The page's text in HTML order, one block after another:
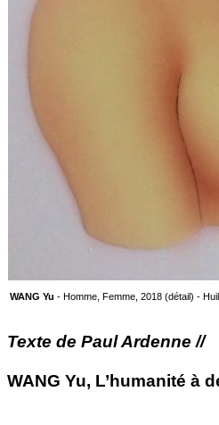
Texte de Paul Ardenne //
WANG Yu, L’humanité à
WANG Yu - Homme, Femme, 2018 (détail) -